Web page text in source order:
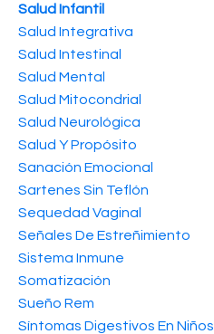
Salud Infantil
Salud Integrativa
Salud Intestinal
Salud Mental
Salud Mitocondrial
Salud Neurológica
Salud Y Propósito
Sanación Emocional
Sartenes Sin Teflón
Sequedad Vaginal
Señales De Estreñimiento
Sistema Inmune
Somatización
Sueño Rem
Síntomas Digestivos En Niños